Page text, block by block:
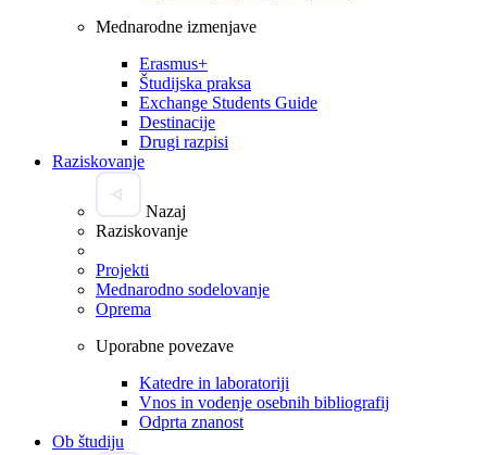
Mednarodne izmenjave
Erasmus+
Študijska praksa
Exchange Students Guide
Destinacije
Drugi razpisi
Raziskovanje
Nazaj
Raziskovanje
Projekti
Mednarodno sodelovanje
Oprema
Uporabne povezave
Katedre in laboratoriji
Vnos in vodenje osebnih bibliografij
Odprta znanost
Ob študiju